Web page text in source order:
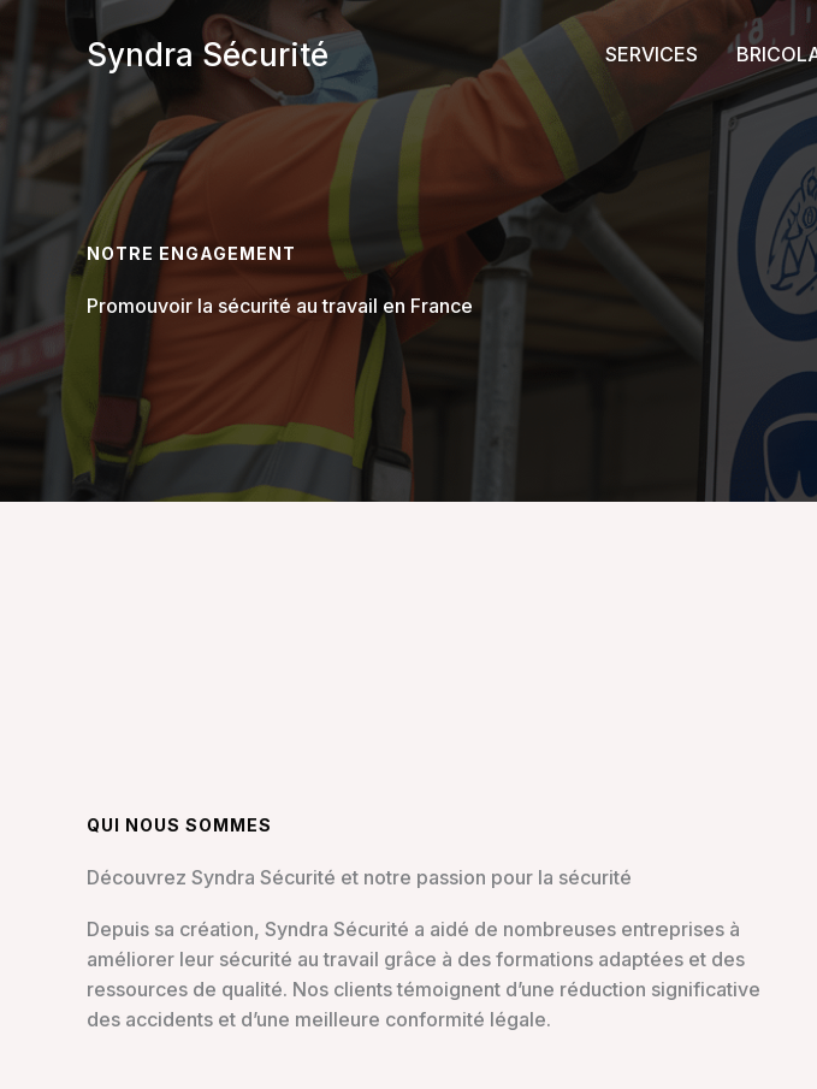
Aller
contenu
Syndra Sécurité SERVICES
NOTRE ENGAGEMENT
Promouvoir la sécurité au travail en France
QUI NOUS SOMMES
Découvrez Syndra Sécurité et notre passion pour la sécurité
Depuis sa création, Syndra Sécurité a aidé de nombreuses entreprises à
améliorer leur sécurité au travail grâce à des formations adaptées et des
ressources de qualité. Nos clients témoignent d’une réduction significative
des accidents et d’une meilleure conformité légale.